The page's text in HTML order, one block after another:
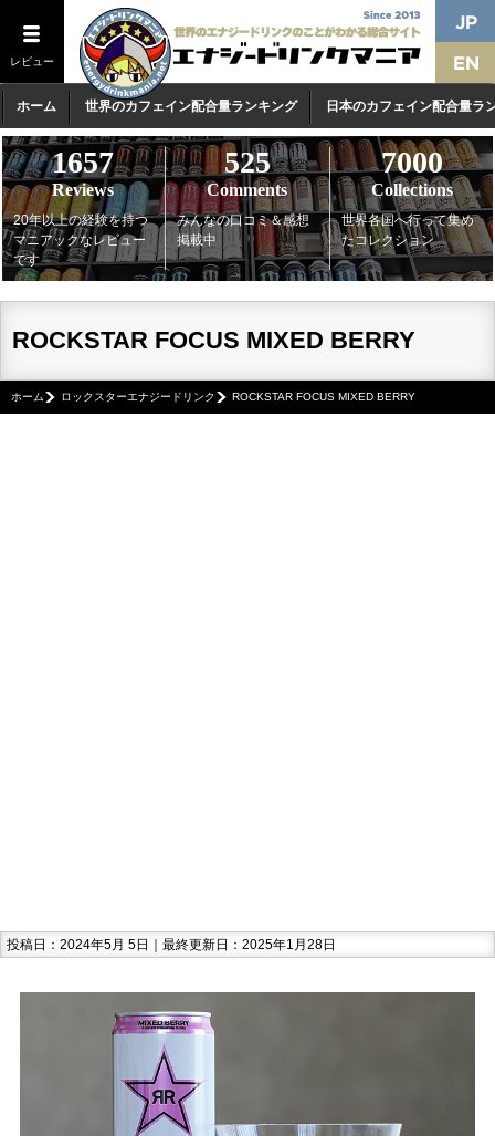
レビュー
ホーム 世界のカフェイン配合量ランキング 日本のカフェイン配合量ラ
1657
Reviews
20年以上の経験を持つ
マニアックなレビュー
です
525
Comments
みんなの口コミ＆感想
掲載中
7000
Collections
世界各国へ行って集め
たコレクション
ROCKSTAR FOCUS MIXED BERRY
ホーム ロックスターエナジードリンク ROCKSTAR FOCUS MIXED BERRY
投稿日：2024年5月 5日｜最終更新日：2025年1月28日